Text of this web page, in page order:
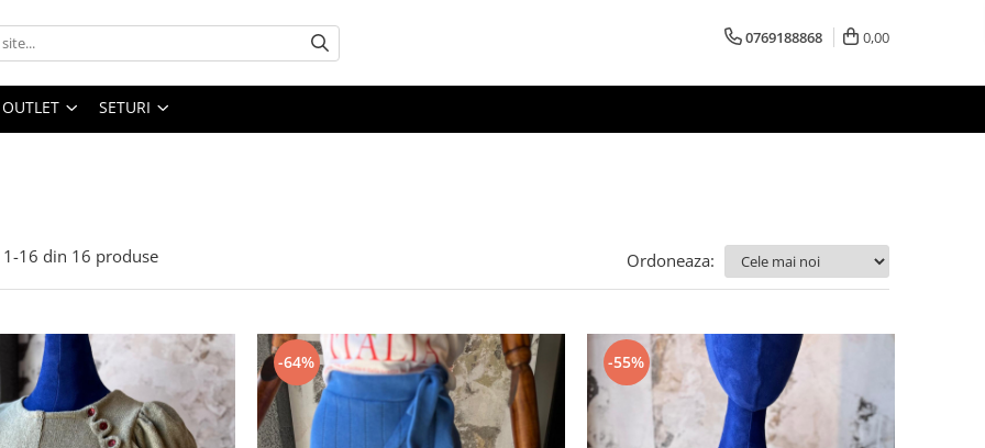
0769188868 0,00
OUTLET SETURI
1-16 din 16 produse Ordoneaza:
-64% -55%